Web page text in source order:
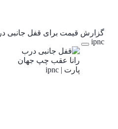
گزارش قیمت برای قفل جانبی
ipnc